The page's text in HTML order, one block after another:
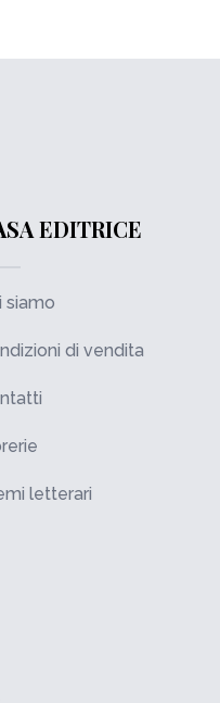
EDITRICE
siamo
di vendita
letterari